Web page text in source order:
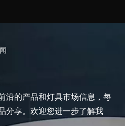
沿的产品和灯具市场信息，每
分享。欢迎您进一步了解我